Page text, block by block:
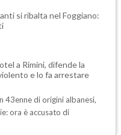
si ribalta nel Foggiano:
a Rimini, difende la
e lo fa arrestare
43enne di origini albanesi,
ora è accusato di